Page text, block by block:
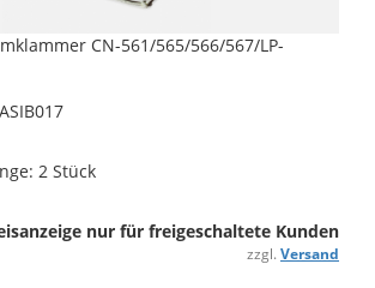
CN-561/565/566/567/LP-
2 Stück
nur für freigeschaltete Kunden
zzgl. Versand